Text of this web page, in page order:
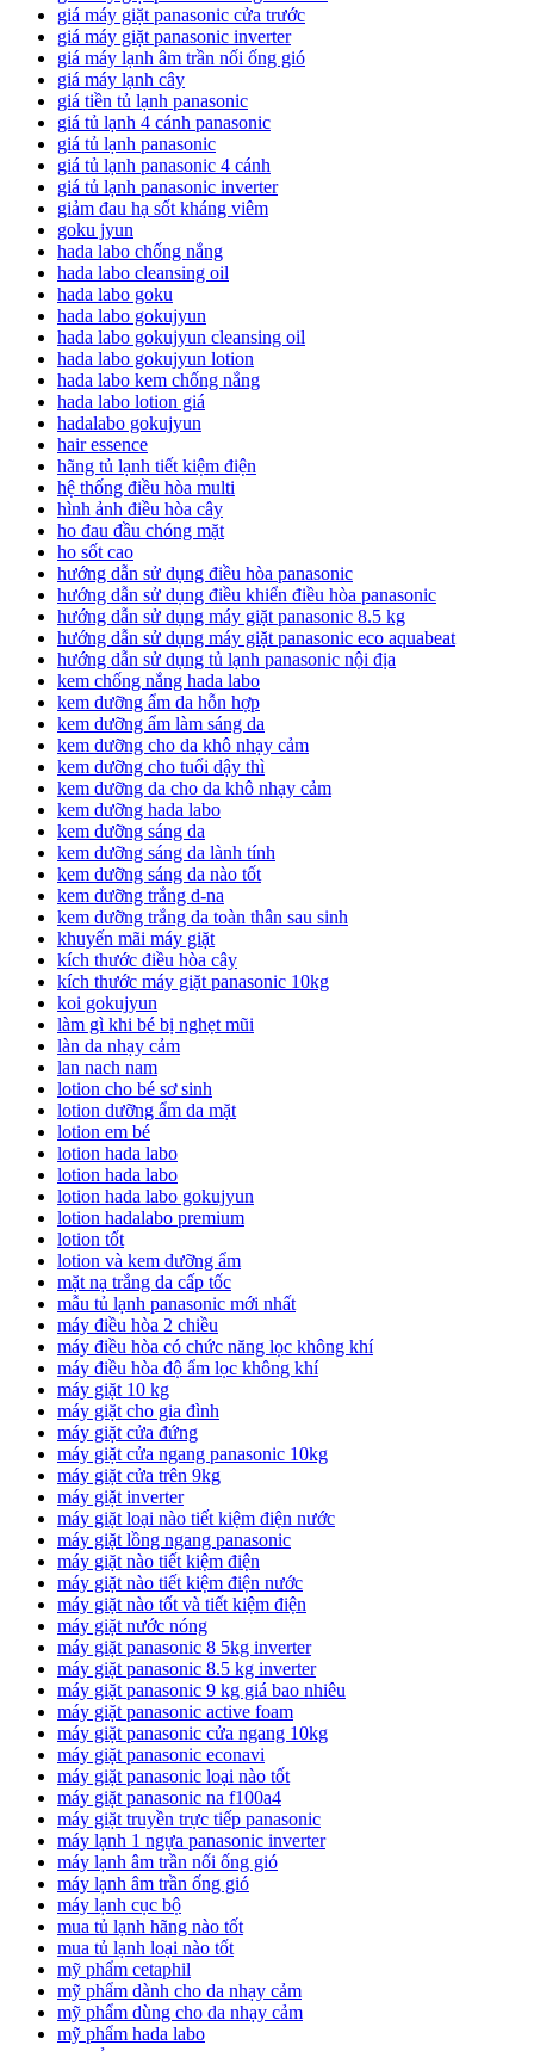
giá máy giặt panasonic cửa trước
giá máy giặt panasonic inverter
giá máy lạnh âm trần nối ống gió
giá máy lạnh cây
giá tiền tủ lạnh panasonic
giá tủ lạnh 4 cánh panasonic
giá tủ lạnh panasonic
giá tủ lạnh panasonic 4 cánh
giá tủ lạnh panasonic inverter
giảm đau hạ sốt kháng viêm
goku jyun
hada labo chống nắng
hada labo cleansing oil
hada labo goku
hada labo gokujyun
hada labo gokujyun cleansing oil
hada labo gokujyun lotion
hada labo kem chống nắng
hada labo lotion giá
hadalabo gokujyun
hair essence
hãng tủ lạnh tiết kiệm điện
hệ thống điều hòa multi
hình ảnh điều hòa cây
ho đau đầu chóng mặt
ho sốt cao
hướng dẫn sử dụng điều hòa panasonic
hướng dẫn sử dụng điều khiển điều hòa panasonic
hướng dẫn sử dụng máy giặt panasonic 8.5 kg
hướng dẫn sử dụng máy giặt panasonic eco aquabeat
hướng dẫn sử dụng tủ lạnh panasonic nội địa
kem chống nắng hada labo
kem dưỡng ẩm da hỗn hợp
kem dưỡng ẩm làm sáng da
kem dưỡng cho da khô nhạy cảm
kem dưỡng cho tuổi dậy thì
kem dưỡng da cho da khô nhạy cảm
kem dưỡng hada labo
kem dưỡng sáng da
kem dưỡng sáng da lành tính
kem dưỡng sáng da nào tốt
kem dưỡng trắng d-na
kem dưỡng trắng da toàn thân sau sinh
khuyến mãi máy giặt
kích thước điều hòa cây
kích thước máy giặt panasonic 10kg
koi gokujyun
làm gì khi bé bị nghẹt mũi
làn da nhạy cảm
lan nach nam
lotion cho bé sơ sinh
lotion dưỡng ẩm da mặt
lotion em bé
lotion hada labo
lotion hada labo
lotion hada labo gokujyun
lotion hadalabo premium
lotion tốt
lotion và kem dưỡng ẩm
mặt nạ trắng da cấp tốc
mẫu tủ lạnh panasonic mới nhất
máy điều hòa 2 chiều
máy điều hòa có chức năng lọc không khí
máy điều hòa độ ẩm lọc không khí
máy giặt 10 kg
máy giặt cho gia đình
máy giặt cửa đứng
máy giặt cửa ngang panasonic 10kg
máy giặt cửa trên 9kg
máy giặt inverter
máy giặt loại nào tiết kiệm điện nước
máy giặt lồng ngang panasonic
máy giặt nào tiết kiệm điện
máy giặt nào tiết kiệm điện nước
máy giặt nào tốt và tiết kiệm điện
máy giặt nước nóng
máy giặt panasonic 8 5kg inverter
máy giặt panasonic 8.5 kg inverter
máy giặt panasonic 9 kg giá bao nhiêu
máy giặt panasonic active foam
máy giặt panasonic cửa ngang 10kg
máy giặt panasonic econavi
máy giặt panasonic loại nào tốt
máy giặt panasonic na f100a4
máy giặt truyền trực tiếp panasonic
máy lạnh 1 ngựa panasonic inverter
máy lạnh âm trần nối ống gió
máy lạnh âm trần ống gió
máy lạnh cục bộ
mua tủ lạnh hãng nào tốt
mua tủ lạnh loại nào tốt
mỹ phẩm cetaphil
mỹ phẩm dành cho da nhạy cảm
mỹ phẩm dùng cho da nhạy cảm
mỹ phẩm hada labo